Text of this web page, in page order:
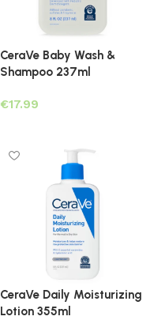
CeraVe Baby Wash &
Shampoo 237ml
€
CeraVe Daily Moisturizing
Lotion 355ml